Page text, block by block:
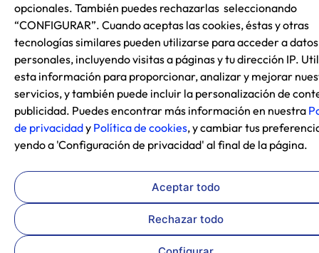
opcionales. También puedes rechazarlas seleccionando
“CONFIGURAR”. Cuando aceptas las cookies, éstas y otras
tecnologías similares pueden utilizarse para acceder a datos
personales, incluyendo visitas a páginas y tu dirección IP.
esta información para proporcionar, analizar y mejorar
servicios, y también puede incluir la personalización de
publicidad. Puedes encontrar más información en nuestra
de privacidady Política de cookies, y cambiar tus
yendo a 'Configuración de privacidad' al final de la página.
Aceptar todo
Rechazar todo